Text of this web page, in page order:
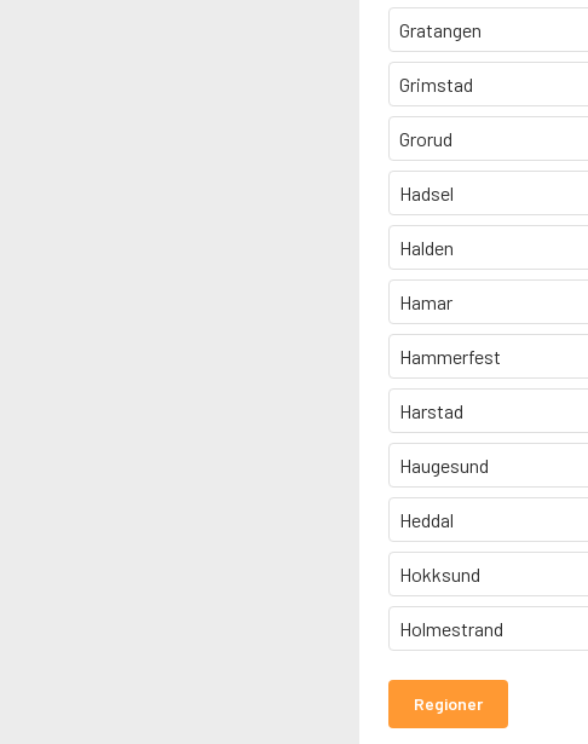
Gratangen
Grimstad
Grorud
Hadsel
Halden
Hamar
Hammerfest
Harstad
Haugesund
Heddal
Hokksund
Holmestrand
Regioner